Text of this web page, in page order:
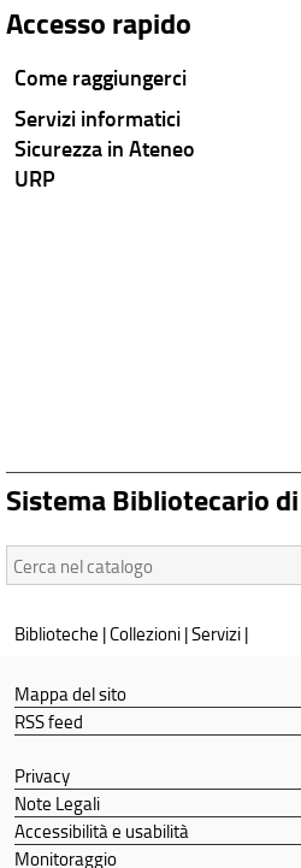
Accesso rapido
Come raggiungerci
Servizi informatici
Sicurezza in Ateneo
URP
Sistema Bibliotecario
Cerca
nel
Biblioteche |Collezioni|Servizi|
Mappa del sito
RSS feed
Privacy
Note Legali
Accessibilità e usabilità
Monitoraggio